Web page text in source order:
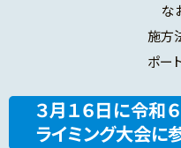
な
施方
ポー
３月１６日に令和
ライミング大会に